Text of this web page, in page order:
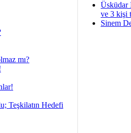
mı?
Teşkilatın Hedefi
Üsküdar
ve 3 kişi
Sinem